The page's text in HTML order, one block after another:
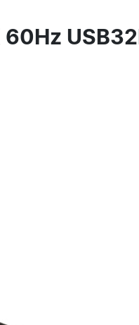
60Hz